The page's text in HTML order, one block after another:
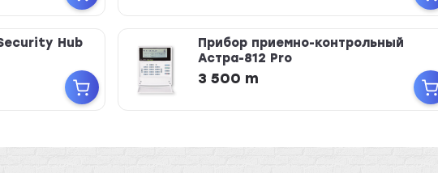
Hub
Прибор приемно-контрольный
Астра-812 Pro
3 500 m